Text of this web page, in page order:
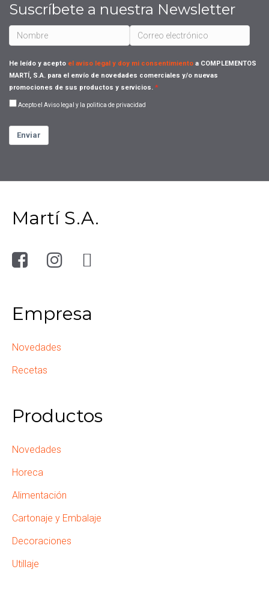
Suscríbete a nuestra Newsletter
He leído y acepto el aviso legal y doy mi consentimiento a COMPLEMENTOS
MARTÍ, S.A. para el envío de novedades comerciales y/o nuevas
promociones de sus productos y servicios.
Acepto el Aviso legal y la politica de privacidad
Enviar
Martí S.A.
Empresa
Novedades
Recetas
Productos
Novedades
Horeca
Alimentación
Cartonaje y Embalaje
Decoraciones
Utillaje